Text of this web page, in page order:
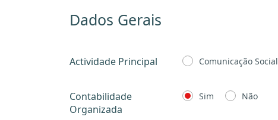
Dados Gerais
Actividade Principal Comunicação Social
Contabilidade
Organizada
Sim Não